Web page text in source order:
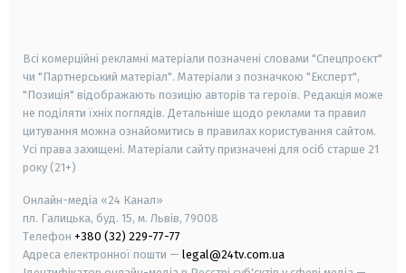
Всі комерційні рекламні матеріали позначені словами "Спецпроєкт"
чи "Партнерський матеріал". Матеріали з позначкою "Експерт",
"Позиція" відображають позицію авторів та героїв. Редакція може
не поділяти їхніх поглядів. Детальніше щодо реклами та правил
цитування можна ознайомитись в правилах користування сайтом.
Усі права захищені. Матеріали сайту призначені для осіб старше 21
року (21+)
Онлайн-медіа «24 Канал»
пл. Галицька, буд. 15, м. Львів, 79008
Телефон +380 (32) 229-77-77
Адреса електронної пошти — legal@24tv.com.ua